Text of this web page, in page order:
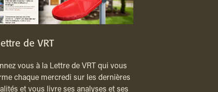
de VRT
vous à la Lettre de VRT qui vous
chaque mercredi sur les dernières
et vous livre ses analyses et ses